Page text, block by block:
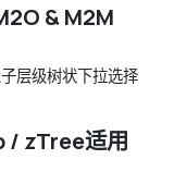
& M2M
层级树状下拉选择
zTree适用